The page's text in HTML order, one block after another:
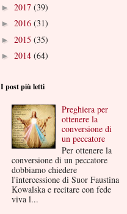
► 2017 (39)
► 2016 (31)
► 2015 (35)
► 2014 (64)
I post più letti
Preghiera per
ottenere la
conversione di
un peccatore
Per ottenere la
conversione di un peccatore
dobbiamo chiedere
l'intercessione di Suor Faustina
Kowalska e recitare con fede
viva l...